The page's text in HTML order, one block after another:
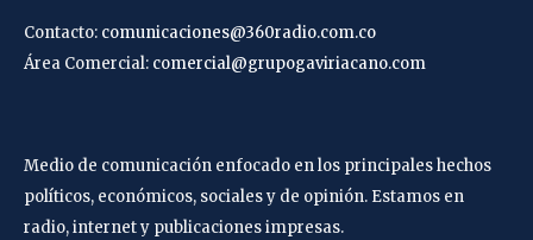
Contacto: comunicaciones@360radio.com.co
Área Comercial: comercial@grupogaviriacano.com
Medio de comunicación enfocado en los principales hechos
políticos, económicos, sociales y de opinión. Estamos en
radio, internet y publicaciones impresas.